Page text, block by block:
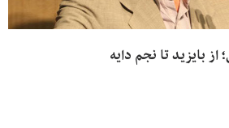
بایزید تا نجم دایه